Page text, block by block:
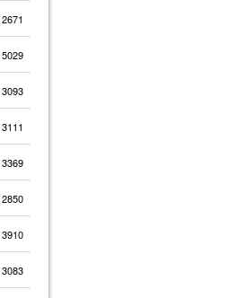
2671
5029
3093
3111
3369
2850
3910
3083